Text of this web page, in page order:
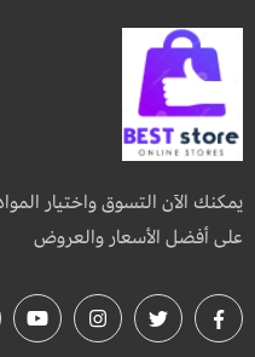
يمكنك الآن التسوق واختيار
على أفضل الأسعار والعروض